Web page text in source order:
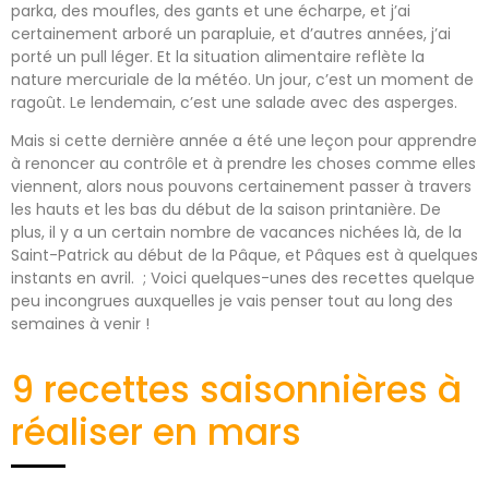
parka, des moufles, des gants et une écharpe, et j’ai
certainement arboré un parapluie, et d’autres années, j’ai
porté un pull léger. Et la situation alimentaire reflète la
nature mercuriale de la météo. Un jour, c’est un moment de
ragoût. Le lendemain, c’est une salade avec des asperges.
Mais si cette dernière année a été une leçon pour apprendre
à renoncer au contrôle et à prendre les choses comme elles
viennent, alors nous pouvons certainement passer à travers
les hauts et les bas du début de la saison printanière. De
plus, il y a un certain nombre de vacances nichées là, de la
Saint-Patrick au début de la Pâque, et Pâques est à quelques
instants en avril. ; Voici quelques-unes des recettes quelque
peu incongrues auxquelles je vais penser tout au long des
semaines à venir !
9 recettes saisonnières à
réaliser en mars